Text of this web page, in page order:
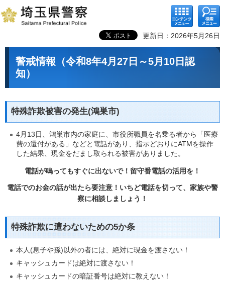
コンテ
ンツメ
ニュー
検索メ
ニュー
更新日：2026年5月26日
警戒情報（令和8年4月27日～5月10日認
知）
特殊詐欺被害の発生(鴻巣市)
4月13日、鴻巣市内の家庭に、市役所職員を名乗る者から「医療
費の還付がある」などと電話があり、指示どおりにATMを操作
した結果、現金をだまし取られる被害がありました。
電話が鳴ってもすぐに出ないで！留守番電話の活用を！
電話でのお金の話が出たら要注意！いちど電話を切って、家族や警
察に相談しましょう！
特殊詐欺に遭わないための5か条
本人(息子や孫)以外の者には、絶対に現金を渡さない！
キャッシュカードは絶対に渡さない！
キャッシュカードの暗証番号は絶対に教えない！